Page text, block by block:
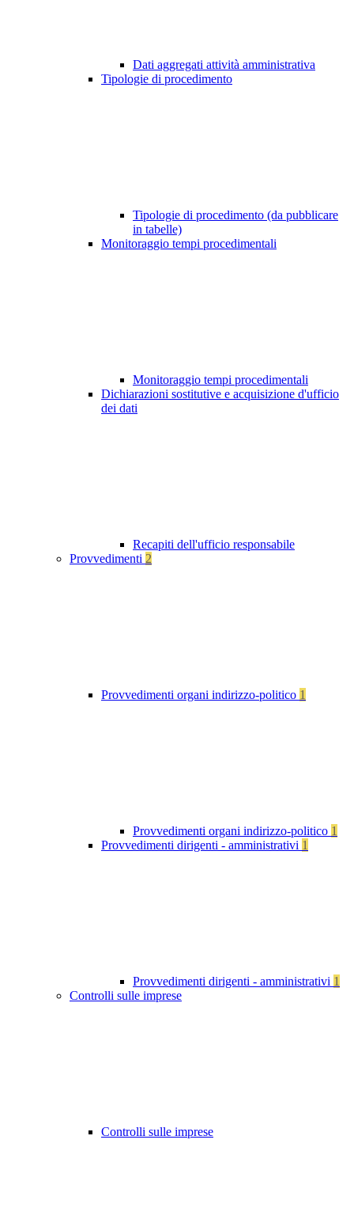
Dati aggregati attività amministrativa
Tipologie di procedimento
Tipologie di procedimento (da pubblicare
in tabelle)
Monitoraggio tempi procedimentali
Monitoraggio tempi procedimentali
Dichiarazioni sostitutive e acquisizione d'ufficio
dei dati
Recapiti dell'ufficio responsabile
Provvedimenti 2
Provvedimenti organi indirizzo-politico 1
Provvedimenti organi indirizzo-politico 1
Provvedimenti dirigenti - amministrativi 1
Provvedimenti dirigenti - amministrativi 1
Controlli sulle imprese
Controlli sulle imprese